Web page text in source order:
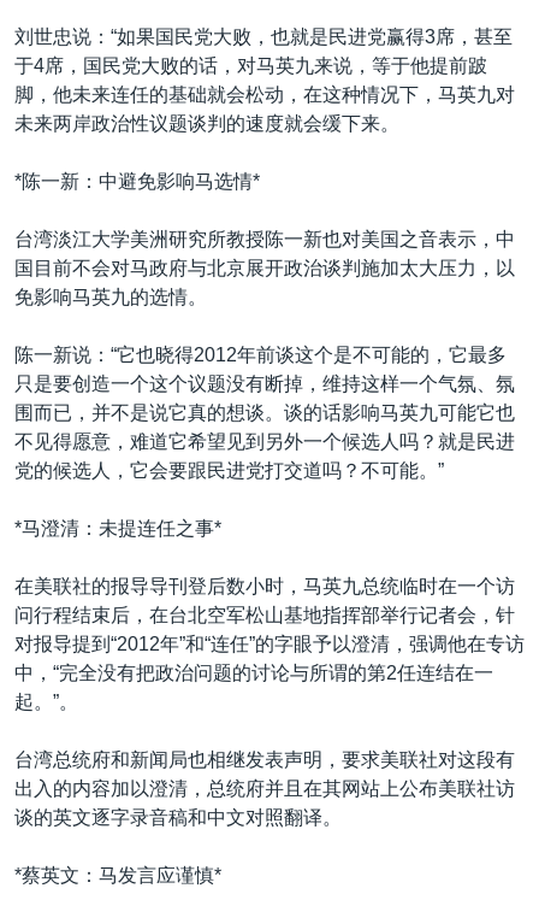
刘世忠说：“如果国民党大败，也就是民进党赢得3席，甚至
于4席，国民党大败的话，对马英九来说，等于他提前跛
脚，他未来连任的基础就会松动，在这种情况下，马英九对
未来两岸政治性议题谈判的速度就会缓下来。
*陈一新：中避免影响马选情*
台湾淡江大学美洲研究所教授陈一新也对美国之音表示，中
国目前不会对马政府与北京展开政治谈判施加太大压力，以
免影响马英九的选情。
陈一新说：“它也晓得2012年前谈这个是不可能的，它最多
只是要创造一个这个议题没有断掉，维持这样一个气氛、氛
围而已，并不是说它真的想谈。谈的话影响马英九可能它也
不见得愿意，难道它希望见到另外一个候选人吗？就是民进
党的候选人，它会要跟民进党打交道吗？不可能。”
*马澄清：未提连任之事*
在美联社的报导导刊登后数小时，马英九总统临时在一个访
问行程结束后，在台北空军松山基地指挥部举行记者会，针
对报导提到“2012年”和“连任”的字眼予以澄清，强调他在专访
中，“完全没有把政治问题的讨论与所谓的第2任连结在一
起。”。
台湾总统府和新闻局也相继发表声明，要求美联社对这段有
出入的内容加以澄清，总统府并且在其网站上公布美联社访
谈的英文逐字录音稿和中文对照翻译。
*蔡英文：马发言应谨慎*